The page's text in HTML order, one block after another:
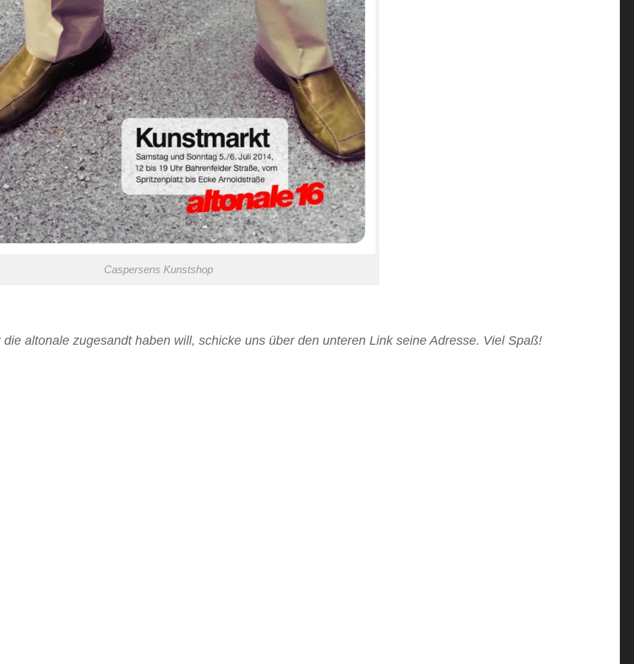
Caspersens Kunstshop
altonale zugesandt haben will, schicke uns über den unteren Link seine Adresse. Viel Spaß!